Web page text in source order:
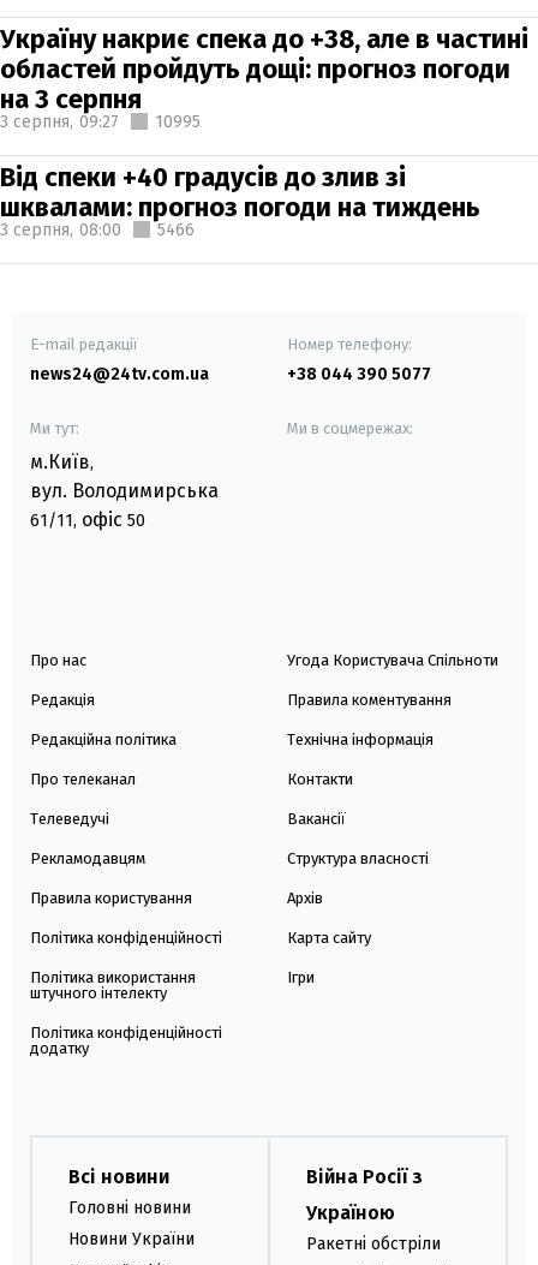
Україну накриє спека до +38, але в частині
областей пройдуть дощі: прогноз погоди
на 3 серпня
3 серпня, 09:27 10995
Від спеки +40 градусів до злив зі
шквалами: прогноз погоди на тиждень
3 серпня, 08:00 5466
E-mail редакції
news24@24tv.com.ua
Номер телефону:
+38 044 390 5077
Ми тут:
м.Київ,
вул. Володимирська
61/11, офіс 50
Ми в соцмережах:
Про нас
Редакція
Редакційна політика
Про телеканал
Телеведучі
Рекламодавцям
Правила користування
Політика конфіденційності
Політика використання
штучного інтелекту
Політика конфіденційності
додатку
Угода Користувача Спільноти
Правила коментування
Технічна інформація
Контакти
Вакансії
Структура власності
Архів
Карта сайту
Ігри
Всі новини
Головні новини
Новини України
Війна Росії з
Україною
Ракетні обстріли